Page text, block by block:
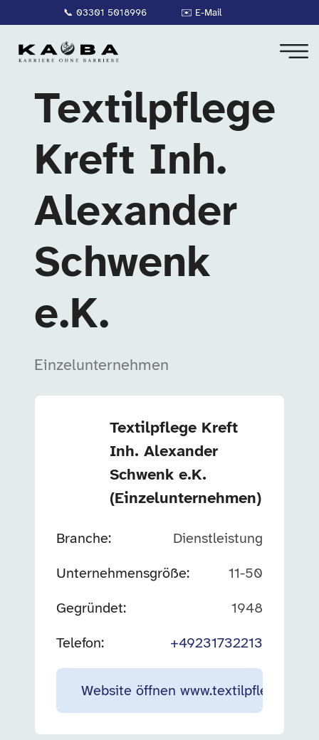
📞 03301 5018996 ✉️ E-Mail
Textilpflege
Kreft Inh.
Alexander
Schwenk
e.K.
Einzelunternehmen
Unternehmensinformationen
Textilpflege Kreft
Inh. Alexander
Schwenk e.K.
(Einzelunternehmen)
Branche: Dienstleistung
Unternehmensgröße: 11-50
Gegründet: 1948
Telefon: +49231732213
Website öffnen www.textilpflege-